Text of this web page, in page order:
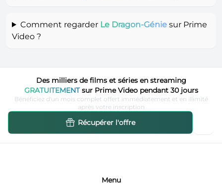
Comment regarder Le Dragon-Géniesur Prime
Video ?
Des milliers de films et séries en streaming
GRATUITEMENTsur Prime Video pendant 30 jours
Bénéficiez d'un mois complet offert immédiatement et en illimité
après votre inscription
Récupérer l'offre
Menu